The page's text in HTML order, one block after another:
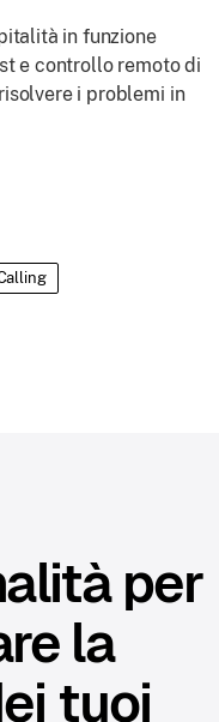
in funzione
e controllo remoto di
i problemi in
per
la
tuoi